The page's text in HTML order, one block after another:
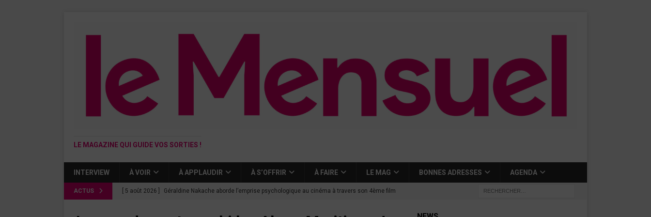
LE MAGAZINE QUI GUIDE VOS SORTIES !
INTERVIEW À VOIR À APPLAUDIR À S’OFFRIR À FAIRE LE MAG BONNES ADRESSES AGENDA
ACTUS [ 5 août 2026 ] Géraldine Nakache aborde l’emprise psychologique au cinéma à travers son 4ème film